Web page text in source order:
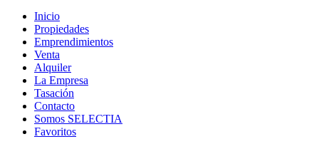
Inicio
Propiedades
Emprendimientos
Venta
Alquiler
La Empresa
Tasación
Contacto
Somos SELECTIA
Favoritos